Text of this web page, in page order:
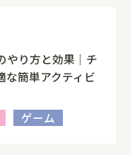
やり方と効果｜チ
な簡単アクティビ
ゲーム